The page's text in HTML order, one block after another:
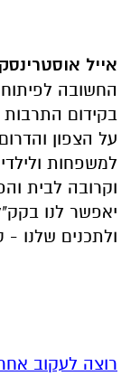
אייל
החשובה
בקידום
על הצפון
למשפחות
וקרובה לבית
יאפשר לנו
ולתכנים שלנו -
רוצה לעקוב